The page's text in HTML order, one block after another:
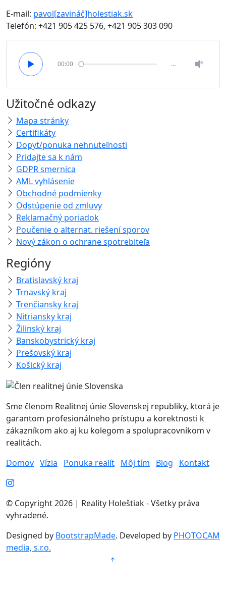
E-mail: pavol[zavináč]holestiak.sk
Telefón: +421 905 425 576, +421 905 303 090
00:00 …
Užitočné odkazy
Mapa stránky
Certifikáty
Dopyt/ponuka nehnuteľnosti
Pridajte sa k nám
GDPR smernica
AML vyhlásenie
Obchodné podmienky
Odstúpenie od zmluvy
Reklamačný poriadok
Poučenie o alternat. riešení sporov
Nový zákon o ochrane spotrebiteľa
Regióny
Bratislavský kraj
Trnavský kraj
Trenčiansky kraj
Nitriansky kraj
Žilinský kraj
Banskobystrický kraj
Prešovský kraj
Košický kraj
Sme členom Realitnej únie Slovenskej republiky, ktorá je
garantom profesionálneho prístupu a korektnosti k
zákazníkom ako aj ku kolegom a spolupracovníkom v
realitách.
Domov Vízia Ponuka realít Môj tím Blog Kontakt
© Copyright 2026 | Reality Holeštiak- Všetky práva
vyhradené.
Designed by BootstrapMade. Developed by PHOTOCAM
media, s.r.o.